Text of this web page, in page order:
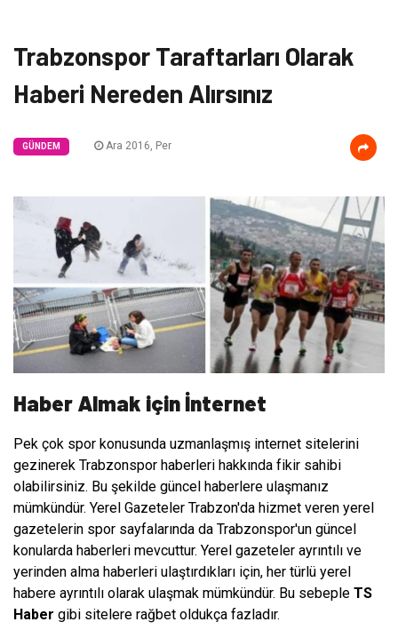
Trabzonspor Taraftarları Olarak
Haberi Nereden Alırsınız
GÜNDEM Ara 2016, Per
Haber Almak için İnternet
Pek çok spor konusunda uzmanlaşmış internet sitelerini
gezinerek Trabzonspor haberleri hakkında fikir sahibi
olabilirsiniz. Bu şekilde güncel haberlere ulaşmanız
mümkündür. Yerel Gazeteler Trabzon'da hizmet veren yerel
gazetelerin spor sayfalarında da Trabzonspor'un güncel
konularda haberleri mevcuttur. Yerel gazeteler ayrıntılı ve
yerinden alma haberleri ulaştırdıkları için, her türlü yerel
habere ayrıntılı olarak ulaşmak mümkündür. Bu sebeple TS
Haber gibi sitelere rağbet oldukça fazladır.